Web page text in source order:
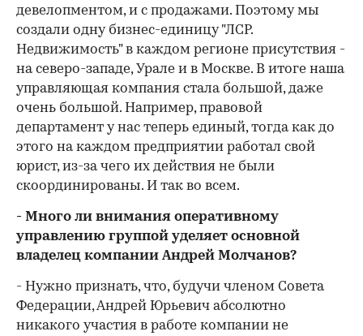
девелопментом, и с продажами. Поэтому мы
создали одну бизнес-единицу "ЛСР.
Недвижимость" в каждом регионе присутствия -
на северо-западе, Урале и в Москве. В итоге наша
управляющая компания стала большой, даже
очень большой. Например, правовой
департамент у нас теперь единый, тогда как до
этого на каждом предприятии работал свой
юрист, из-за чего их действия не были
скоординированы. И так во всем.
- Много ли внимания оперативному
управлению группой уделяет основной
владелец компании Андрей Молчанов?
- Нужно признать, что, будучи членом Совета
Федерации, Андрей Юрьевич абсолютно
никакого участия в работе компании не